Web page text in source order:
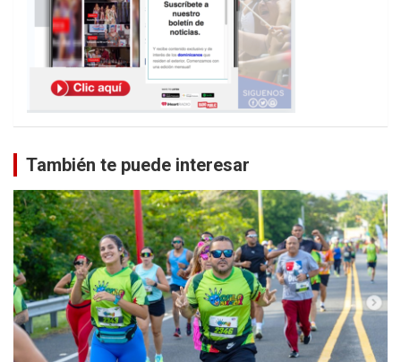
También te puede interesar